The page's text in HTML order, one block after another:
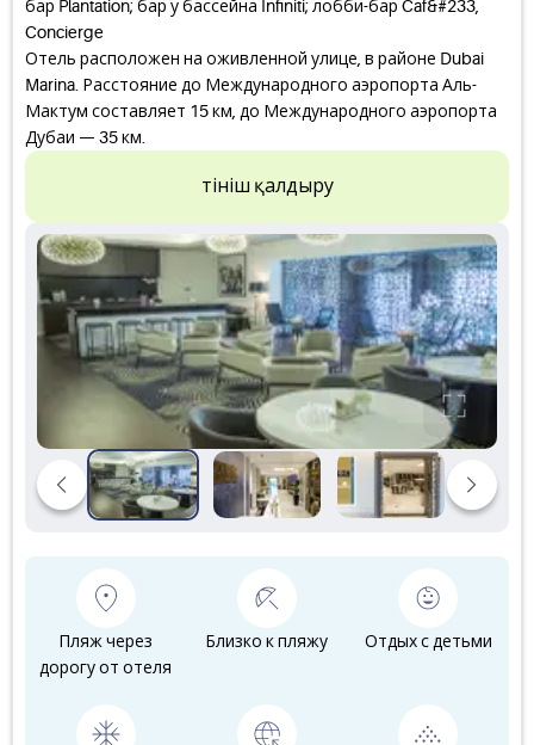
бар Plantation; бар у бассейна Infiniti; лобби-бар Caf&#233,
Concierge
Отель расположен на оживленной улице, в районе Dubai
Marina. Расстояние до Международного аэропорта Аль-
Мактум составляет 15 км, до Международного аэропорта
Дубаи — 35 км.
Өтініш қалдыру
Пляж через
дорогу от отеля
Близко к пляжу Отдых с детьми